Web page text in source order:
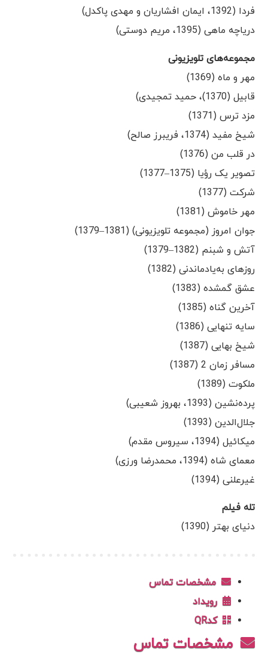
فردا (1392، ایمان افشاریان و مهدی پاکدل)
دریاچه ماهی (1395، مریم دوستی)
مجموعه‌های تلویزیونی
مهر و ماه (1369)
قابیل (1370)، حمید تمجیدی)
مزد ترس (1371)
شیخ مفید (1374، فریبرز صالح)
در قلب من (1376)
تصویر یک رؤیا (1375–1377)
شرکت (1377)
مهر خاموش (1381)
جوان امروز (مجموعه تلویزیونی) (1381–1379)
آتش و شبنم (1382–1379)
روزهای به‌یادماندنی (1382)
عشق گمشده (1383)
آخرین گناه (1385)
سایه تنهایی (1386)
شیخ بهایی (1387)
مسافر زمان 2 (1387)
ملکوت (1389)
پرده‌نشین (1393، بهروز شعیبی)
جلال‌الدین (1393)
میکائیل (1394، سیروس مقدم)
معمای شاه (1394، محمدرضا ورزی)
غیرعلنی (1394)
تله فیلم
دنیای بهتر (1390)
مشخصات تماس
رویداد
کدQR
مشخصات تماس